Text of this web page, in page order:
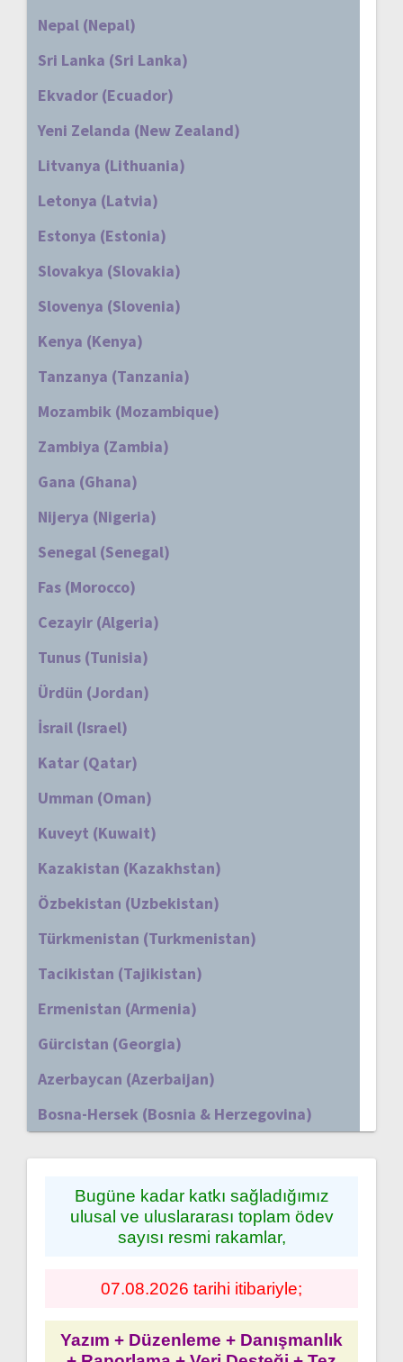
Nepal (Nepal)
Sri Lanka (Sri Lanka)
Ekvador (Ecuador)
Yeni Zelanda (New Zealand)
Litvanya (Lithuania)
Letonya (Latvia)
Estonya (Estonia)
Slovakya (Slovakia)
Slovenya (Slovenia)
Kenya (Kenya)
Tanzanya (Tanzania)
Mozambik (Mozambique)
Zambiya (Zambia)
Gana (Ghana)
Nijerya (Nigeria)
Senegal (Senegal)
Fas (Morocco)
Cezayir (Algeria)
Tunus (Tunisia)
Ürdün (Jordan)
İsrail (Israel)
Katar (Qatar)
Umman (Oman)
Kuveyt (Kuwait)
Kazakistan (Kazakhstan)
Özbekistan (Uzbekistan)
Türkmenistan (Turkmenistan)
Tacikistan (Tajikistan)
Ermenistan (Armenia)
Gürcistan (Georgia)
Azerbaycan (Azerbaijan)
Bosna-Hersek (Bosnia & Herzegovina)
Bugüne kadar katkı sağladığımız
ulusal ve uluslararası toplam ödev
sayısı resmi rakamlar,
07.08.2026 tarihi itibariyle;
Yazım + Düzenleme + Danışmanlık